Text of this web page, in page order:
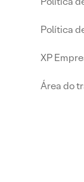
Política
XP
Área do